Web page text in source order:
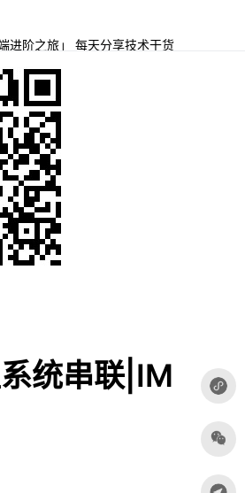
进阶之旅」 每天分享技术干货
统串联|IM